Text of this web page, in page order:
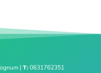
|T:0631762351